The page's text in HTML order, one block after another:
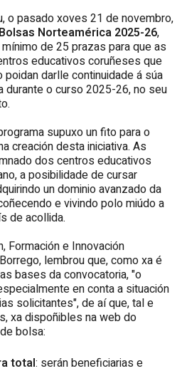
o pasado xoves 21 de novembro,
Bolsas Norteamérica 2025-26,
de 25 prazas para que as
educativos coruñeses que
poidan darlle continuidade á súa
durante o curso 2025-26, no seu
supuxo un fito para o
creación desta iniciativa. As
dos centros educativos
a posibilidade de cursar
un dominio avanzado da
e vivindo polo miúdo a
de acollida.
Formación e Innovación
lembrou que, como xa é
bases da convocatoria, "o
en conta a situación
solicitantes", de aí que, tal e
xa dispoñibles na web do
bolsa:
total: serán beneficiarias e